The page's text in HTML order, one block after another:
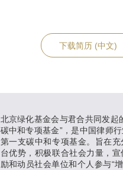
下载简历 (中文)
北京绿化基金会与君合共同发起
碳中和专项基金”，是中国律师
第一支碳中和专项基金。旨在
台优势，积极联合社会力量，
励和动员社会单位和个人参与“